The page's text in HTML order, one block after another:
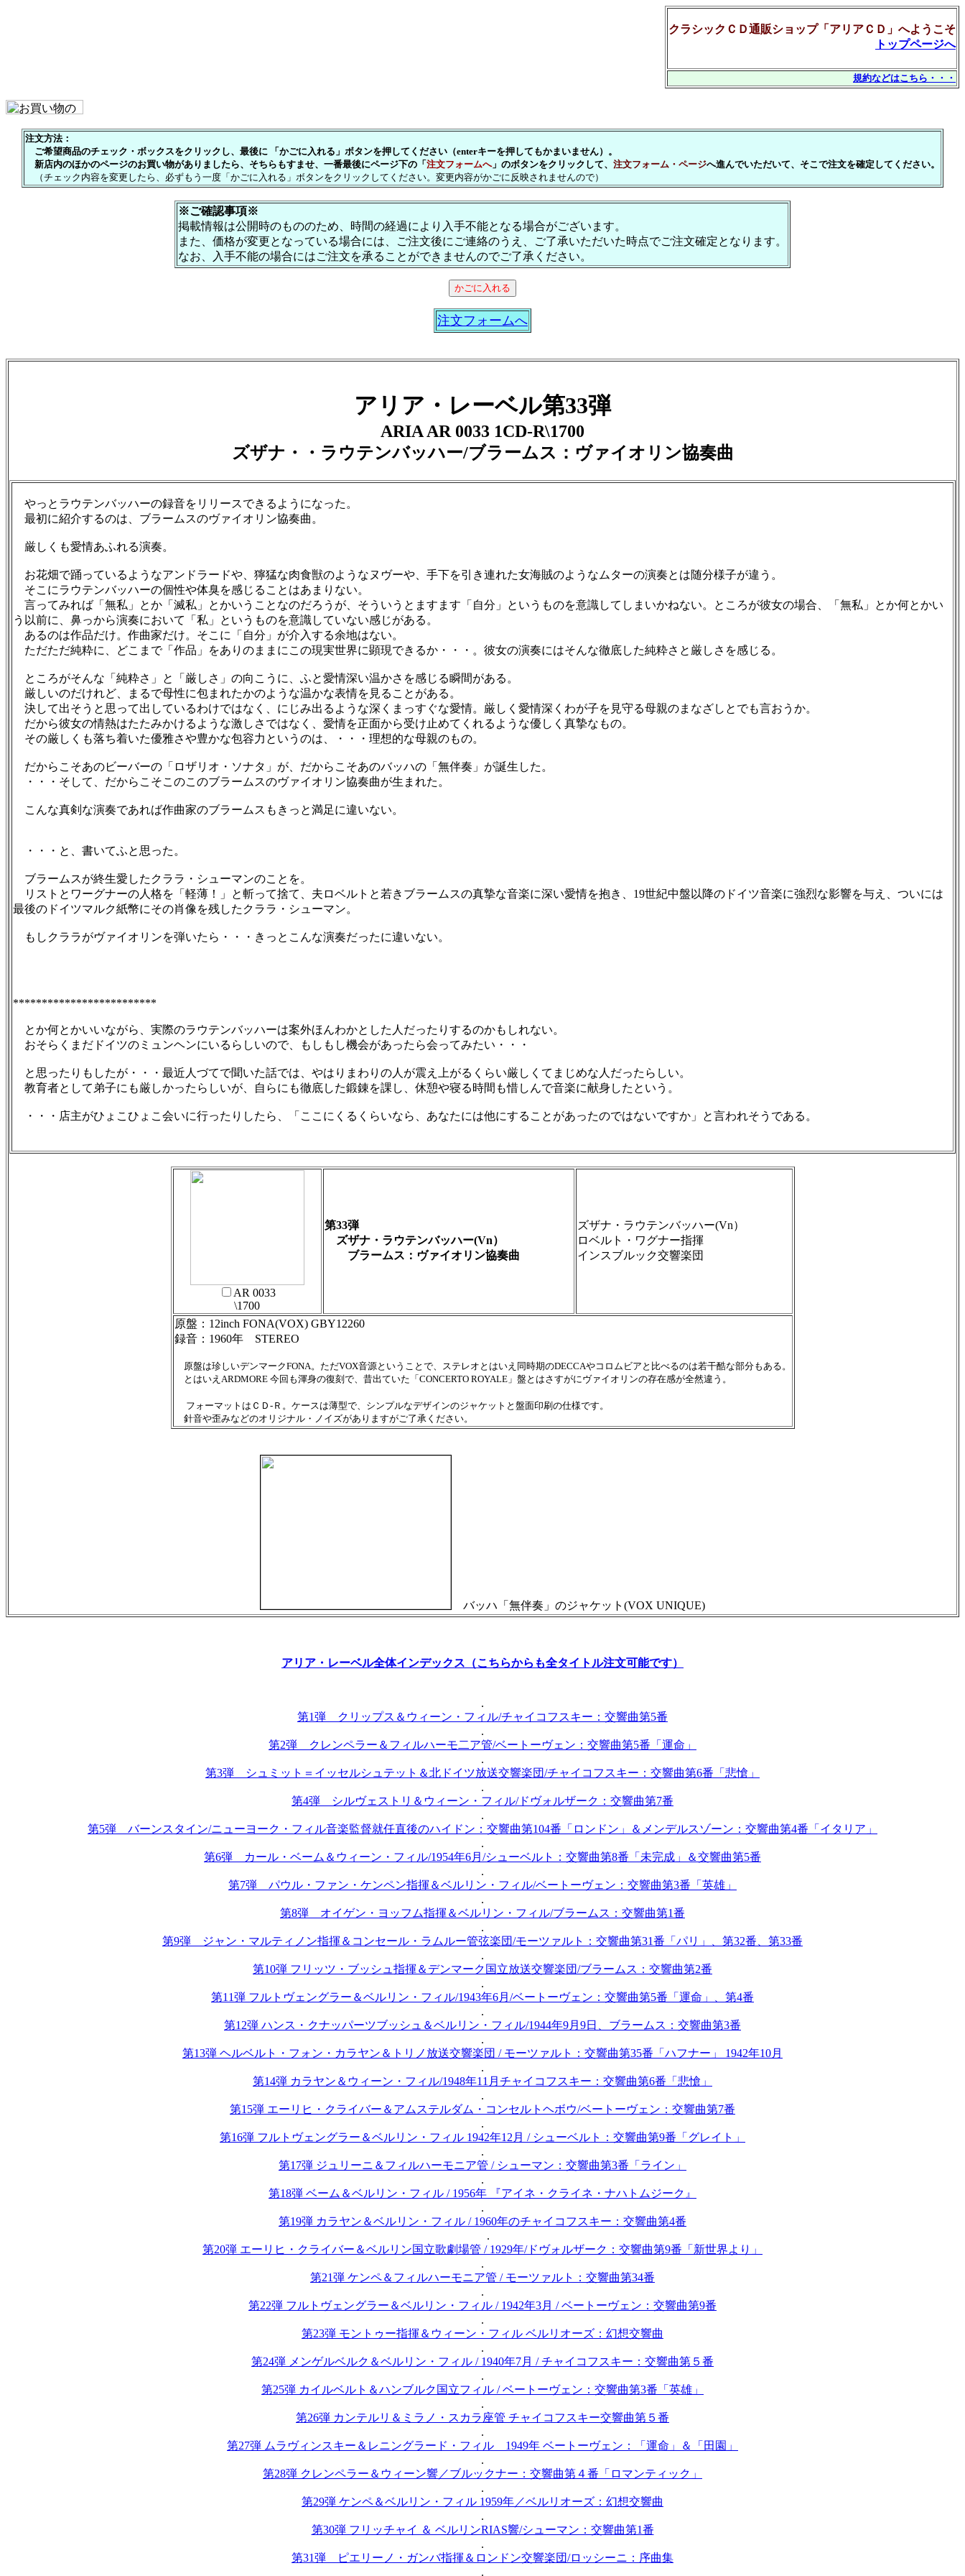
クラシックＣＤ通販ショップ「アリアＣＤ」へようこそ
トップページへ
規約などはこちら・・・
注文方法：
ご希望商品のチェック・ボックスをクリックし、最後に 「かごに入れる」ボタンを押してください（enterキーを押してもかまいません）。
新店内のほかのページのお買い物がありましたら、そちらもすませ、一番最後にページ下の「 注文フォームへ」のボタンをクリックして、 注文フォーム・ページへ進んでいただいて、そこで注文を確定してください。
（チェック内容を変更したら、必ずもう一度「かごに入れる」ボタンをクリックしてください。変更内容がかごに反映されませんので）
※ご確認事項※
掲載情報は公開時のもののため、時間の経過により入手不能となる場合がございます。
また、価格が変更となっている場合には、ご注文後にご連絡のうえ、ご了承いただいた時点でご注文確定となります。
なお、入手不能の場合にはご注文を承ることができませんのでご了承ください。
注文フォームへ
アリア・レーベル第33弾
ARIA AR 0033 1CD-R\1700
ズザナ・・ラウテンバッハー/ブラームス：ヴァイオリン協奏曲
やっとラウテンバッハーの録音をリリースできるようになった。
最初に紹介するのは、ブラームスのヴァイオリン協奏曲。
厳しくも愛情あふれる演奏。
お花畑で踊っているようなアンドラードや、獰猛な肉食獣のようなヌヴーや、手下を引き連れた女海賊のようなムターの演奏とは随分様子が違う。
そこにラウテンバッハーの個性や体臭を感じることはあまりない。
言ってみれば「無私」とか「滅私」とかいうことなのだろうが、そういうとますます「自分」というものを意識してしまいかねない。ところが彼女の場合、「無私」とか何とかい
う以前に、鼻っから演奏において「私」というものを意識していない感じがある。
あるのは作品だけ。作曲家だけ。そこに「自分」が介入する余地はない。
ただただ純粋に、どこまで「作品」をありのままにこの現実世界に顕現できるか・・・。彼女の演奏にはそんな徹底した純粋さと厳しさを感じる。
ところがそんな「純粋さ」と「厳しさ」の向こうに、ふと愛情深い温かさを感じる瞬間がある。
厳しいのだけれど、まるで母性に包まれたかのような温かな表情を見ることがある。
決して出そうと思って出しているわけではなく、にじみ出るような深くまっすぐな愛情。厳しく愛情深くわが子を見守る母親のまなざしとでも言おうか。
だから彼女の情熱はたたみかけるような激しさではなく、愛情を正面から受け止めてくれるような優しく真摯なもの。
その厳しくも落ち着いた優雅さや豊かな包容力というのは、・・・理想的な母親のもの。
だからこそあのビーバーの「ロザリオ・ソナタ」が、だからこそあのバッハの「無伴奏」が誕生した。
・・・そして、だからこそこのこのブラームスのヴァイオリン協奏曲が生まれた。
こんな真剣な演奏であれば作曲家のブラームスもきっと満足に違いない。
・・・と、書いてふと思った。
ブラームスが終生愛したクララ・シューマンのことを。
リストとワーグナーの人格を「軽薄！」と斬って捨て、夫ロベルトと若きブラームスの真摯な音楽に深い愛情を抱き、19世紀中盤以降のドイツ音楽に強烈な影響を与え、ついには
最後のドイツマルク紙幣にその肖像を残したクララ・シューマン。
もしクララがヴァイオリンを弾いたら・・・きっとこんな演奏だったに違いない。
*************************
とか何とかいいながら、実際のラウテンバッハーは案外ほんわかとした人だったりするのかもしれない。
おそらくまだドイツのミュンヘンにいるらしいので、もしもし機会があったら会ってみたい・・・
と思ったりもしたが・・・最近人づてで聞いた話では、やはりまわりの人が震え上がるくらい厳しくてまじめな人だったらしい。
教育者として弟子にも厳しかったらしいが、自らにも徹底した鍛錬を課し、休憩や寝る時間も惜しんで音楽に献身したという。
・・・店主がひょこひょこ会いに行ったりしたら、「ここにくるくらいなら、あなたには他にすることがあったのではないですか」と言われそうである。
AR 0033
\1700
第33弾
ズザナ・ラウテンバッハー(Vn）
ブラームス：ヴァイオリン協奏曲
ズザナ・ラウテンバッハー(Vn）
ロベルト・ワグナー指揮
インスブルック交響楽団
原盤：12inch FONA(VOX) GBY12260
録音：1960年 STEREO
原盤は珍しいデンマークFONA。ただVOX音源ということで、ステレオとはいえ同時期のDECCAやコロムビアと比べるのは若干酷な部分もある。
とはいえARDMORE 今回も渾身の復刻で、昔出ていた「CONCERTO ROYALE」盤とはさすがにヴァイオリンの存在感が全然違う。
フォーマットはＣＤ-Ｒ。ケースは薄型で、シンプルなデザインのジャケットと盤面印刷の仕様です。
針音や歪みなどのオリジナル・ノイズがありますがご了承ください。
バッハ「無伴奏」のジャケット(VOX UNIQUE)
アリア・レーベル全体インデックス（こちらからも全タイトル注文可能です）
.
第1弾 クリップス＆ウィーン・フィル/チャイコフスキー：交響曲第5番
.
第2弾 クレンペラー＆フィルハーモ二ア管/ベートーヴェン：交響曲第5番「運命」
.
第3弾 シュミット＝イッセルシュテット＆北ドイツ放送交響楽団/チャイコフスキー：交響曲第6番「悲愴」
.
第4弾 シルヴェストリ＆ウィーン・フィル/ドヴォルザーク：交響曲第7番
.
第5弾 バーンスタイン/ニューヨーク・フィル音楽監督就任直後のハイドン：交響曲第104番「ロンドン」＆メンデルスゾーン：交響曲第4番「イタリア」
.
第6弾 カール・ベーム＆ウィーン・フィル/1954年6月/シューベルト：交響曲第8番「未完成」＆交響曲第5番
.
第7弾 パウル・ファン・ケンペン指揮＆ベルリン・フィル/ベートーヴェン：交響曲第3番「英雄」
.
第8弾 オイゲン・ヨッフム指揮＆ベルリン・フィル/ブラームス：交響曲第1番
.
第9弾 ジャン・マルティノン指揮＆コンセール・ラムルー管弦楽団/モーツァルト：交響曲第31番「パリ」、第32番、第33番
.
第10弾 フリッツ・ブッシュ指揮＆デンマーク国立放送交響楽団/ブラームス：交響曲第2番
.
第11弾 フルトヴェングラー＆ベルリン・フィル/1943年6月/ベートーヴェン：交響曲第5番「運命」、第4番
.
第12弾 ハンス・クナッパーツブッシュ＆ベルリン・フィル/1944年9月9日、ブラームス：交響曲第3番
.
第13弾 ヘルベルト・フォン・カラヤン＆トリノ放送交響楽団 / モーツァルト：交響曲第35番「ハフナー」 1942年10月
.
第14弾 カラヤン＆ウィーン・フィル/1948年11月チャイコフスキー：交響曲第6番「悲愴」
.
第15弾 エーリヒ・クライバー＆アムステルダム・コンセルトヘボウ/ベートーヴェン：交響曲第7番
.
第16弾 フルトヴェングラー＆ベルリン・フィル 1942年12月 / シューベルト：交響曲第9番「グレイト」
.
第17弾 ジュリーニ＆フィルハーモニア管 / シューマン：交響曲第3番「ライン」
.
第18弾 ベーム＆ベルリン・フィル / 1956年 『アイネ・クライネ・ナハトムジーク』
.
第19弾 カラヤン＆ベルリン・フィル / 1960年のチャイコフスキー：交響曲第4番
.
第20弾 エーリヒ・クライバー＆ベルリン国立歌劇場管 / 1929年/ドヴォルザーク：交響曲第9番「新世界より」
.
第21弾 ケンペ＆フィルハーモニア管 / モーツァルト：交響曲第34番
.
第22弾 フルトヴェングラー＆ベルリン・フィル / 1942年3月 / ベートーヴェン：交響曲第9番
.
第23弾 モントゥー指揮＆ウィーン・フィル ベルリオーズ：幻想交響曲
.
第24弾 メンゲルベルク＆ベルリン・フィル / 1940年7月 / チャイコフスキー：交響曲第５番
.
第25弾 カイルベルト＆ハンブルク国立フィル / ベートーヴェン：交響曲第3番「英雄」
.
第26弾 カンテルリ＆ミラノ・スカラ座管 チャイコフスキー交響曲第５番
.
第27弾 ムラヴィンスキー＆レニングラード・フィル 1949年 ベートーヴェン：「運命」＆「田園」
.
第28弾 クレンペラー＆ウィーン響／ブルックナー：交響曲第４番「ロマンティック」
.
第29弾 ケンペ＆ベルリン・フィル 1959年／ベルリオーズ：幻想交響曲
.
第30弾 フリッチャイ ＆ ベルリンRIAS響/シューマン：交響曲第1番
.
第31弾 ピエリーノ・ガンバ指揮＆ロンドン交響楽団/ロッシーニ：序曲集
.